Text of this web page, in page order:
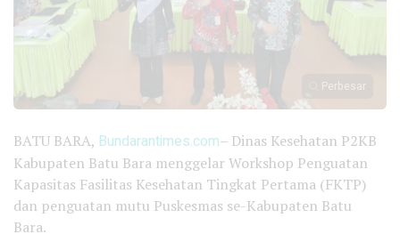
Perbesar
BATU BARA, Bundarantimes.com– Dinas Kesehatan P2KB
Kabupaten Batu Bara menggelar Workshop Penguatan
Kapasitas Fasilitas Kesehatan Tingkat Pertama (FKTP)
dan penguatan mutu Puskesmas se-Kabupaten Batu
Bara.